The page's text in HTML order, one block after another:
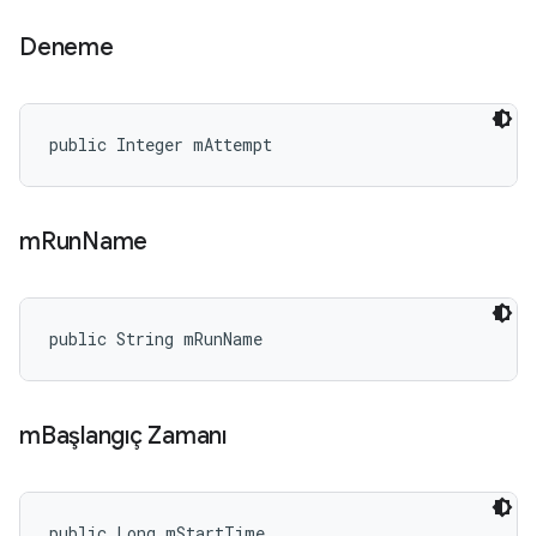
Deneme
public Integer mAttempt
mRunName
public String mRunName
mBaşlangıç Zamanı